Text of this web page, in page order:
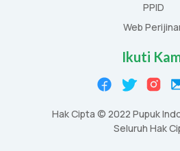
PPID
Web
Ikuti
Hak Cipta © 2022 Pupuk
Seluruh Hak